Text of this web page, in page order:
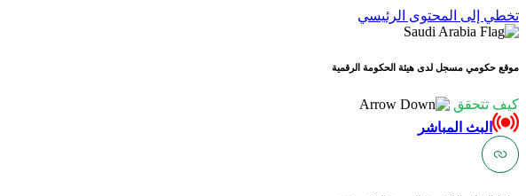
تخطي إلى المحتوى الرئيسي
موقع حكومي مسجل لدى هيئة الحكومة الرقمية
كيف تتحقق
البث المباشر